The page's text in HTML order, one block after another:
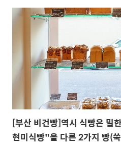
기 잘못된 정보가 있거나 추가해야할
십시오. 감사합니다^^ 부산지역 비건
트) Vegan eateries in
Vegan bakeries in Busan, Ve
[부산 비건빵]역시 식빵은 밀
현미식빵"을 다른 2가지 빵(